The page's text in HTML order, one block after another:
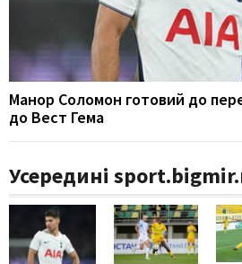
Манор Соломон готовий до
до Вест Гема
Усередині